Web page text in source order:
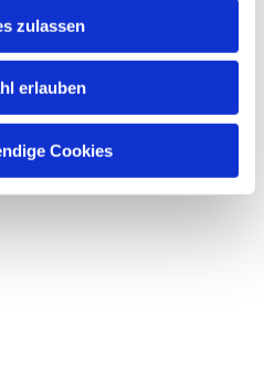
zulassen
erlauben
Cookies